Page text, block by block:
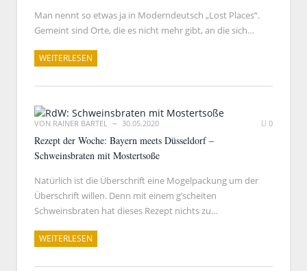
Man nennt so etwas ja in Moderndeutsch „Lost Places“.
Gemeint sind Orte, die es nicht mehr gibt, an die sich…
WEITERLESEN
VON RAINER BARTEL 30.05.2020 0
Rezept der Woche: Bayern meets Düsseldorf –
Schweinsbraten mit Mostertsoße
Natürlich ist die Überschrift eine Mogelpackung um der
Überschrift willen. Denn mit einem g’scheiten
Schweinsbraten hat dieses Rezept nichts zu…
WEITERLESEN